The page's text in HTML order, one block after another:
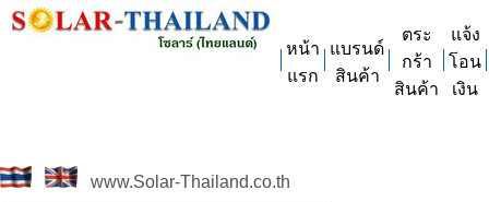
หน้า
แรก
แบรนด์
สินค้า
ตระ
กร้า
สินค้า
แจ้ง
โอน
เงิน
www.Solar-Thailand.co.th